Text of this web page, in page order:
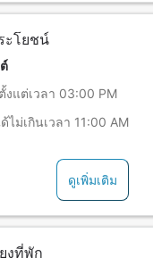
ะโยชน์
งแต่เวลา 03:00 PM
ไม่เกินเวลา 11:00 AM
ดูเพิ่มเติม
งที่พัก